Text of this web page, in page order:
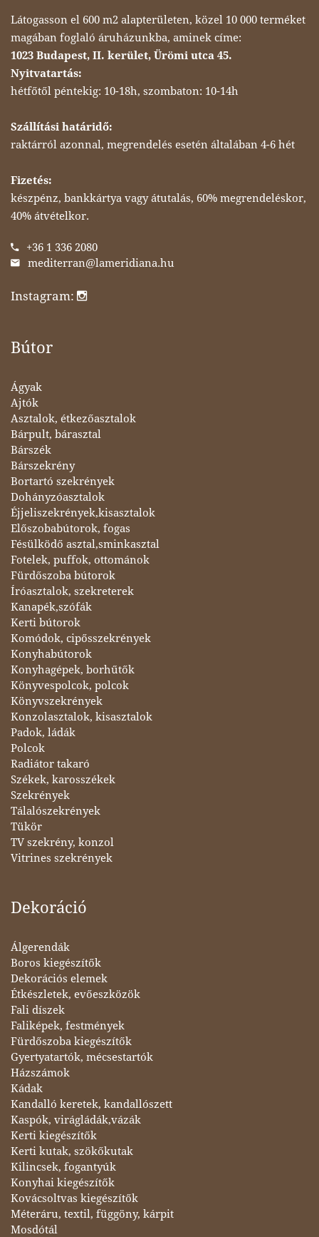
Látogasson el 600 m2 alapterületen, közel 10 000 terméket
magában foglaló áruházunkba, aminek címe:
1023 Budapest, II. kerület, Ürömi utca 45.
Nyitvatartás:
hétfőtől péntekig: 10-18h, szombaton: 10-14h
Szállítási határidő:
raktárról azonnal, megrendelés esetén általában 4-6 hét
Fizetés:
készpénz, bankkártya vagy átutalás, 60% megrendeléskor,
40% átvételkor.
+36 1 336 2080
mediterran@lameridiana.hu
Instagram:
Bútor
Ágyak
Ajtók
Asztalok, étkezőasztalok
Bárpult, bárasztal
Bárszék
Bárszekrény
Bortartó szekrények
Dohányzóasztalok
Éjjeliszekrények,kisasztalok
Előszobabútorok, fogas
Fésülködő asztal,sminkasztal
Fotelek, puffok, ottománok
Fürdőszoba bútorok
Íróasztalok, szekreterek
Kanapék,szófák
Kerti bútorok
Komódok, cipősszekrények
Konyhabútorok
Konyhagépek, borhűtők
Könyvespolcok, polcok
Könyvszekrények
Konzolasztalok, kisasztalok
Padok, ládák
Polcok
Radiátor takaró
Székek, karosszékek
Szekrények
Tálalószekrények
Tükör
TV szekrény, konzol
Vitrines szekrények
Dekoráció
Álgerendák
Boros kiegészítők
Dekorációs elemek
Étkészletek, evőeszközök
Fali díszek
Faliképek, festmények
Fürdőszoba kiegészítők
Gyertyatartók, mécsestartók
Házszámok
Kádak
Kandalló keretek, kandallószett
Kaspók, virágládák,vázák
Kerti kiegészítők
Kerti kutak, szökőkutak
Kilincsek, fogantyúk
Konyhai kiegészítők
Kovácsoltvas kiegészítők
Méteráru, textil, függöny, kárpit
Mosdótál